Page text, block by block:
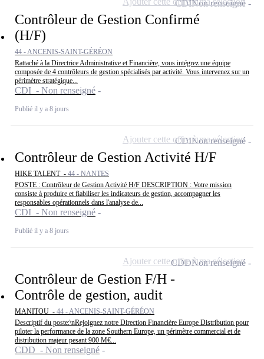
Contrôleur de Gestion Confirmé
(H/F)
44 - ANCENIS-SAINT-GÉRÉON
Rattaché à la Directrice Administrative et Financière, vous intégrez une équipe
composée de 4 contrôleurs de gestion spécialisés par activité. Vous intervenez sur un
périmètre stratégique...
CDI - Non renseigné
Publié il y a 8 jours
CDINon renseigné
Contrôleur de Gestion Activité H/F
HIKE TALENT - 44 - NANTES
POSTE : Contrôleur de Gestion Activité H/F DESCRIPTION : Votre mission
consiste à produire et fiabiliser les indicateurs de gestion, accompagner les
responsables opérationnels dans l'analyse de...
CDI - Non renseigné
Publié il y a 8 jours
CDINon renseigné
Ajouter cette offre à ma sélection
Contrôleur de Gestion F/H -
Contrôle de gestion, audit
MANITOU - 44 - ANCENIS-SAINT-GÉRÉON
Descriptif du poste:\nRejoignez notre Direction Financière Europe Distribution pour
piloter la performance de la zone Southern Europe, un périmètre commercial et de
distribution majeur pesant 900 M€...
CDD - Non renseigné
CDDNon renseigné
Ajouter cette offre à ma sélection